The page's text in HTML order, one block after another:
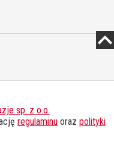
sp. z o.o.
regulaminu oraz polityki